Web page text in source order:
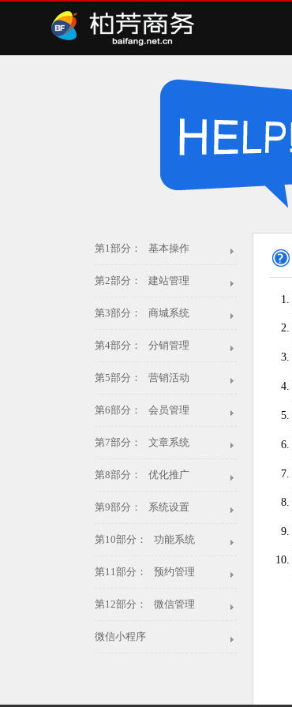
第1部分： 基本操作
第2部分： 建站管理
第3部分： 商城系统
第4部分： 分销管理
第5部分： 营销活动
第6部分： 会员管理
第7部分： 文章系统
第8部分： 优化推广
第9部分： 系统设置
第10部分： 功能系统
第11部分： 预约管理
第12部分： 微信管理
微信小程序